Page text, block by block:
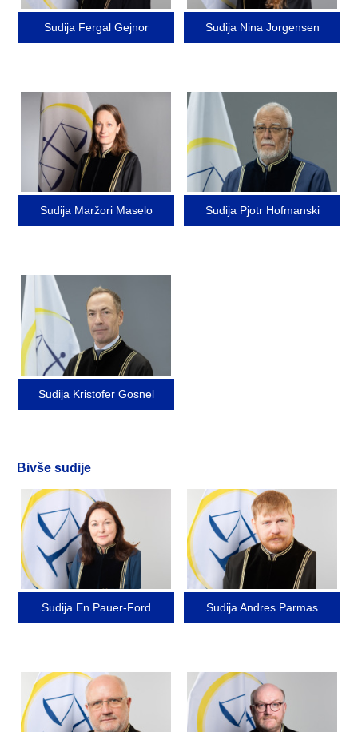
Sudija Fergal Gejnor Sudija Nina Jorgensen
Image
Sudija Maržori Maselo
Image
Sudija Pjotr Hofmanski
Image
Sudija Kristofer Gosnel
Bivše sudije
Image
Sudija En Pauer-Ford
Image
Sudija Andres Parmas
Image Image